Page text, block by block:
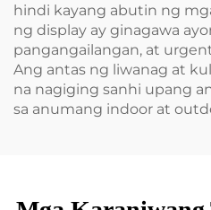
hindi kayang abutin ng
ng display ay ginagawa
pangangailangan, at
Ang antas ng liwanag at
na nagiging sanhi upang
sa anumang indoor at